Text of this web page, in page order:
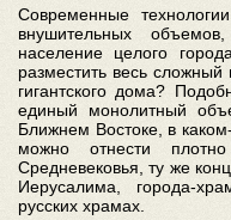
Современные
внушительных
население целого
разместить весь сложный
гигантского дома?
единый монолитный
Ближнем Востоке, в
можно отнести
Средневековья, ту же
Иерусалима, города-
русских храмах.